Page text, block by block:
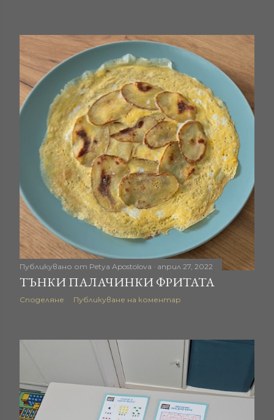
Публикувано от Petya Apostolova април 27, 2022
ТЪНКИ ПАЛАЧИНКИ ФРИТАТА
Споделяне Публикуване на коментар